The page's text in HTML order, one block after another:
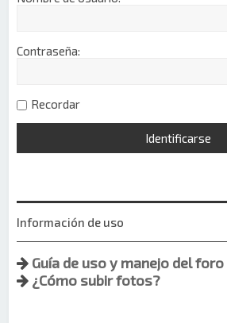
Contraseña:
Recordar
Información de uso
Guía de uso y manejo del foro
¿Cómo subir fotos?